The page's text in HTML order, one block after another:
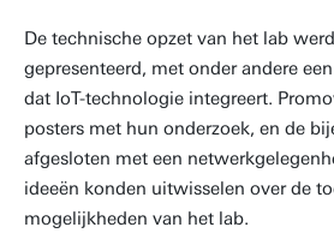
De technische opzet van het lab
gepresenteerd, met onder andere
dat IoT-technologie integreert.
posters met hun onderzoek, en de
afgesloten met een
ideeën konden uitwisselen over de
mogelijkheden van het lab.